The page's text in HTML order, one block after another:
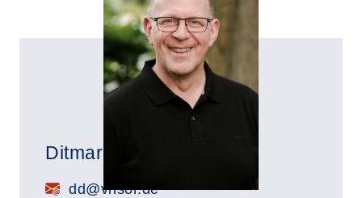
Ditmar Dölger
E-Mail:dd@vhsor.de